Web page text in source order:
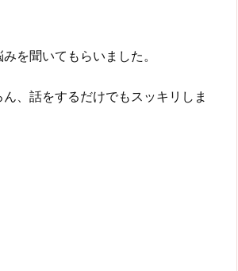
を聞いてもらいました。
、話をするだけでもスッキリしま